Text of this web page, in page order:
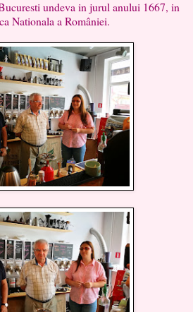
undeva in jurul anului 1667, in
Nationala a României.